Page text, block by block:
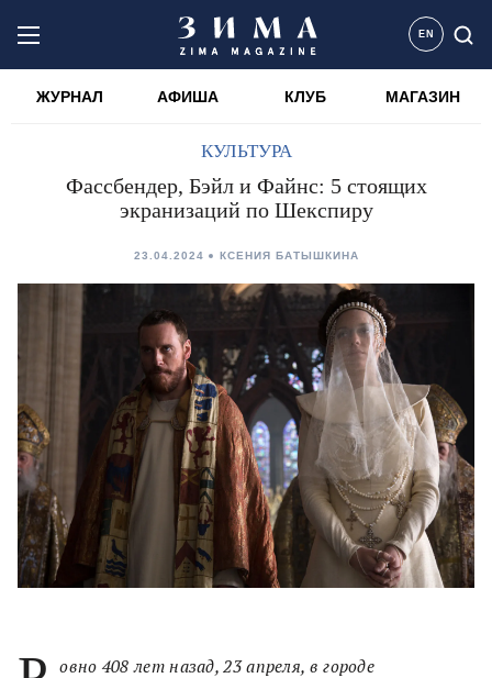
EN
ЖУРНАЛ АФИША КЛУБ МАГАЗИН
КУЛЬТУРА
Фассбендер, Бэйл и Файнс: 5 стоящих
экранизаций по Шекспиру
23.04.2024 КСЕНИЯ БАТЫШКИНА
овно 408 лет назад, 23 апреля, в городе